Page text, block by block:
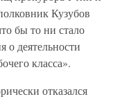
Кузубов
бы то ни стало
о деятельности
класса».
отказался